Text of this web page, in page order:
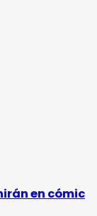
en cómic